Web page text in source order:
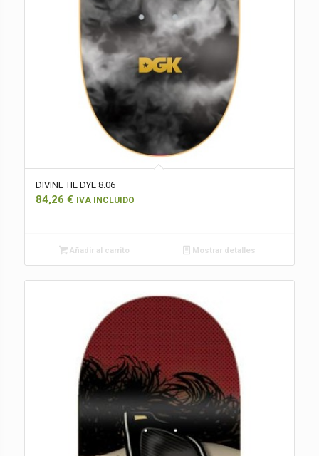
DIVINE TIE DYE 8.06
84,26 € IVA INCLUIDO
Añadir al carrito Mostrar detalles